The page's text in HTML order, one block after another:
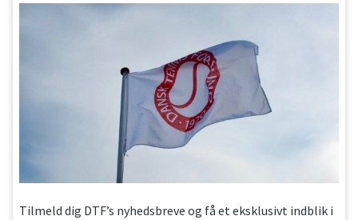
Tilmeld dig DTF’s nyhedsbreve og få et eksklusivt indblik i